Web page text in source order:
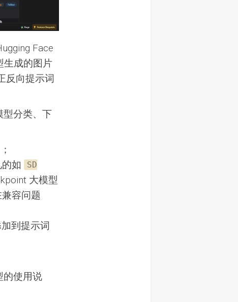
Face
生成的图片
反向提示词
型分类、下
如
SD
大模型
容问题
到提示词
的使用说